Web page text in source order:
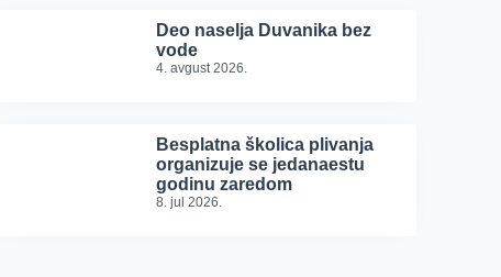
Deo naselja Duvanika bez
vode
4. avgust 2026.
Besplatna školica plivanja
organizuje se jedanaestu
godinu zaredom
8. jul 2026.